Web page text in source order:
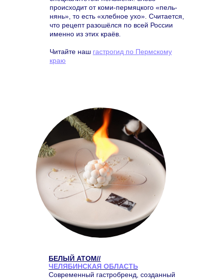
БЕЛЫЙ АТОМ//
ЧЕЛЯБИНСКАЯ ОБЛАСТЬ
Современный гастробренд, созданный
происходит от коми-пермяцкого «пель-
нянь», то есть «хлебное ухо». Считается,
что рецепт разошёлся по всей России
именно из этих краёв.
Читайте наш гастрогид по Пермскому
краю